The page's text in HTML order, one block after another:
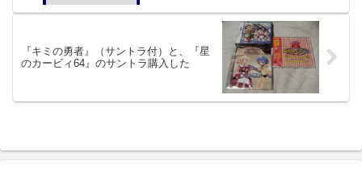
『キミの勇者』（サントラ付）と、『星
のカービィ64』のサントラ購入した